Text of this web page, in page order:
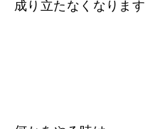
成り立たなくなります